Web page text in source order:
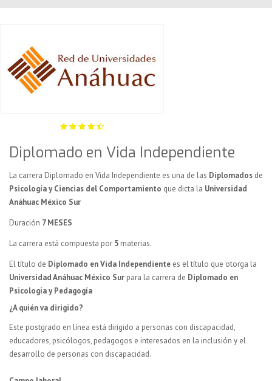
Diplomado en Vida Independiente
La carrera Diplomado en Vida Independiente es una de las Diplomados de
Psicología y Ciencias del Comportamiento que dicta la Universidad
Anáhuac México Sur
Duración 7 MESES
La carrera está compuesta por 5 materias.
El título de Diplomado en Vida Independiente es el título que otorga la
Universidad Anáhuac México Sur para la carrera de Diplomado en
Psicología y Pedagogía
¿A quién va dirigido?
Este postgrado en línea está dirigido a personas con discapacidad,
educadores, psicólogos, pedagogos e interesados en la inclusión y el
desarrollo de personas con discapacidad.